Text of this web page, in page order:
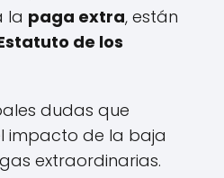
la paga extra, están
de los
dudas que
impacto de la baja
extraordinarias.